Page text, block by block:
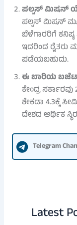
ಪಲ್ಸಸ್ ಮಿಷನ್
ಪಲ್ಸಸ್ ಮಿಷನ್
ಬೆಳೆಗಾರರಿಗೆ
ಇದರಿಂದ ರೈತರು
ಪಡೆಯಬಹುದು.
ಈ ಬಾರಿಯ
ಕೇಂದ್ರ
ಶೇಕಡಾ 4.3ಕ್ಕೆ
ದೇಶದ ಆರ್ಥಿಕ
Telegram
Latest